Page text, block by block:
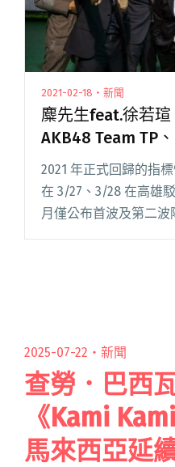
2021-02-18・新聞
麋先生feat.徐若
AKB48 Team TP
Lulu 大港開唱公布
2021 年正式回歸的指
在 3/27、3/28 在高雄
月僅公布首波及第二
2025-07-22・ 新聞
查勞．巴西
《Kami
馬來西亞延